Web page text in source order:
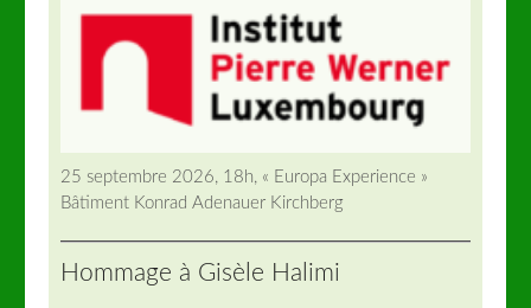
25 septembre 2026, 18h, « Europa Experience »
Bâtiment Konrad Adenauer Kirchberg
Hommage à Gisèle Halimi